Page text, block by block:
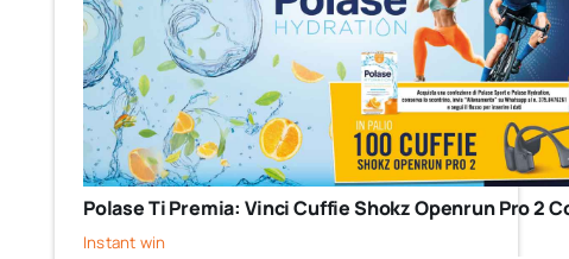
Polase Ti Premia: Vinci Cuffie Shokz Openrun Pro 2
Instant win